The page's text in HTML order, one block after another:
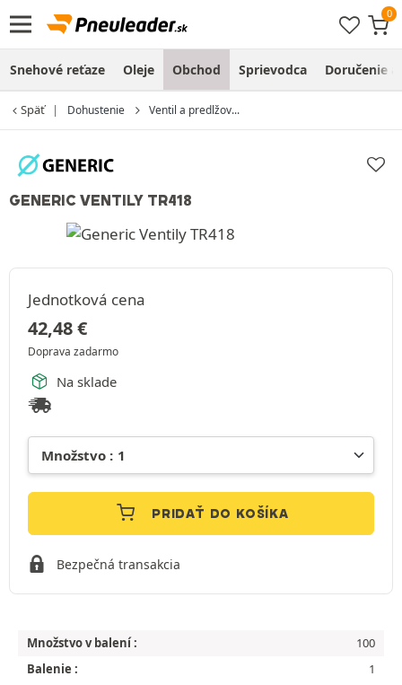
Snehové reťaze Oleje Obchod Sprievodca Doručenie
Späť Dohustenie Ventil a predlžov...
GENERIC VENTILY TR418
Jednotková cena
42,48€
Doprava zadarmo
Na sklade
PRIDAŤ DO KOŠÍKA
Bezpečná transakcia
Množstvo v balení :
100
Balenie :
1